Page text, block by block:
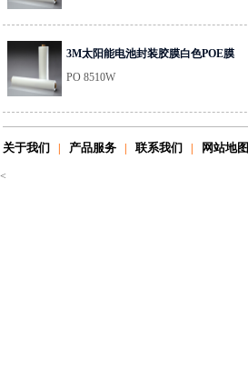
3M太阳能电池封装胶膜白色POE膜
PO 8510W
关于我们 产品服务| 联系我们 网站地图
<